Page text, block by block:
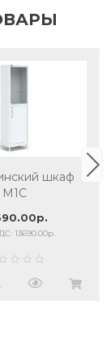
шкаф
M1С
13690.00р.